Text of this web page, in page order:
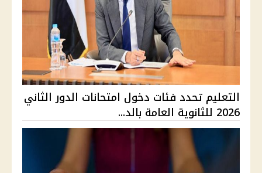
التعليم تحدد فئات دخول امتحانات الدور الثاني
2026 للثانوية العامة بالد...